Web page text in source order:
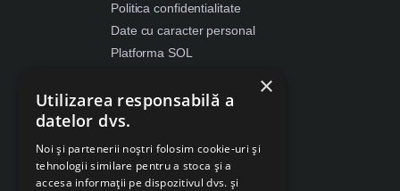
Politica confidentialitate
Date cu caracter personal
Platforma SOL
Despre Cookies
Retragere din contract
×
Utilizarea responsabilă a
datelor dvs.
Noi și partenerii noștri folosim cookie-uri și
tehnologii similare pentru a stoca și a
accesa informații pe dispozitivul dvs. și